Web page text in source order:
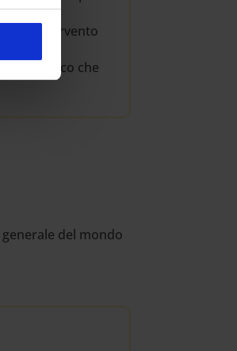
dell’intervento
pubblico che
del mondo